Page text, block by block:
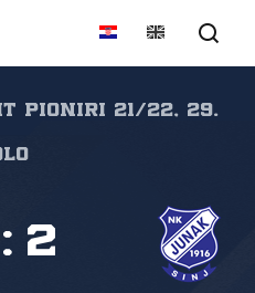
Pioniri 21/22, 29.
: 2